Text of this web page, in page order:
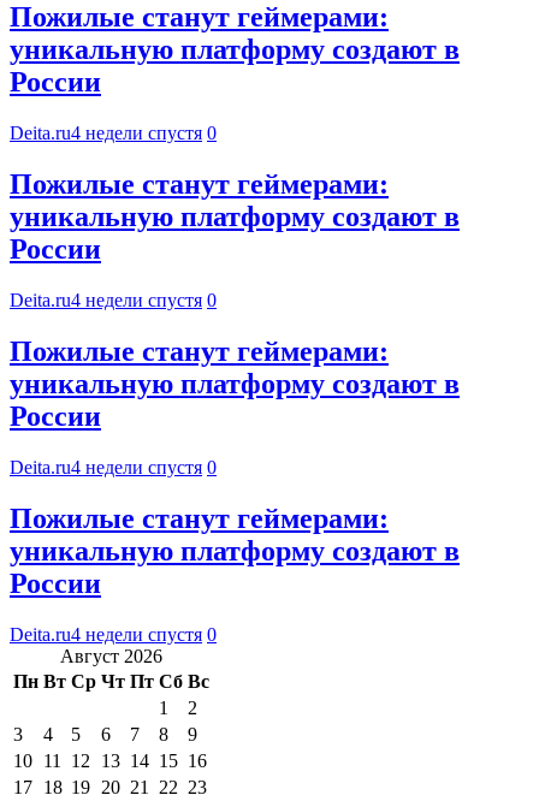
Пожилые станут геймерами:
уникальную платформу создают в
России
Deita.ru4 недели спустя 0
Пожилые станут геймерами:
уникальную платформу создают в
России
Deita.ru4 недели спустя 0
Пожилые станут геймерами:
уникальную платформу создают в
России
Deita.ru4 недели спустя 0
Пожилые станут геймерами:
уникальную платформу создают в
России
Deita.ru4 недели спустя 0
Август 2026
Пн Вт Ср Чт Пт Сб Вс
1
2
3
4 5 6 7 8
9
10 11 12 13 14 15 16
17 18 19 20 21 22 23